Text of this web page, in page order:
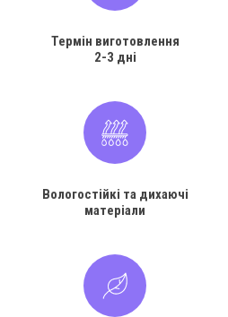
Термін виготовлення
2-3 дні
Вологостійкі та дихаючі
матеріали